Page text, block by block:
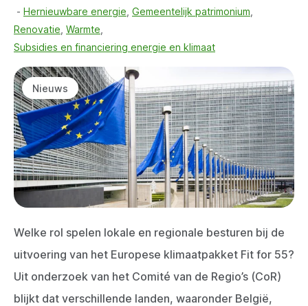
Hernieuwbare energie Gemeentelijk patrimonium
Renovatie Warmte
Subsidies en financiering energie en klimaat
Nieuws
Welke rol spelen lokale en regionale besturen bij de
uitvoering van het Europese klimaatpakket Fit for 55?
Uit onderzoek van het Comité van de Regio’s (CoR)
blijkt dat verschillende landen, waaronder België,